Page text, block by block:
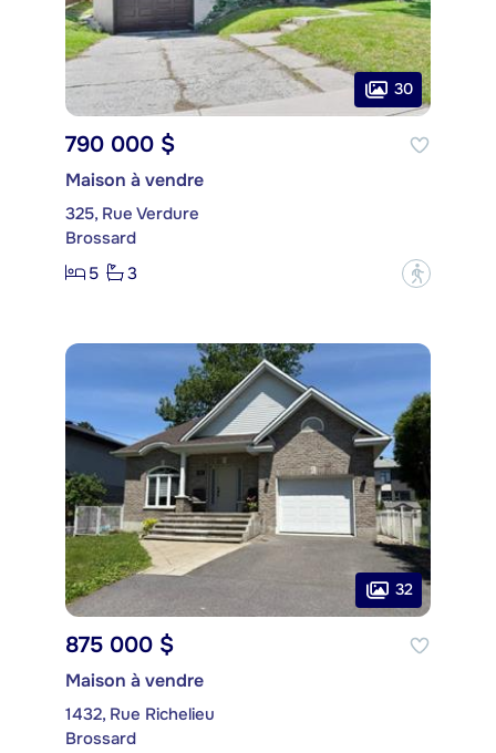
30
790 000 $
Maison à vendre
325, Rue Verdure
Brossard
5
3 ?
32
875 000 $
Maison à vendre
1432, Rue Richelieu
Brossard